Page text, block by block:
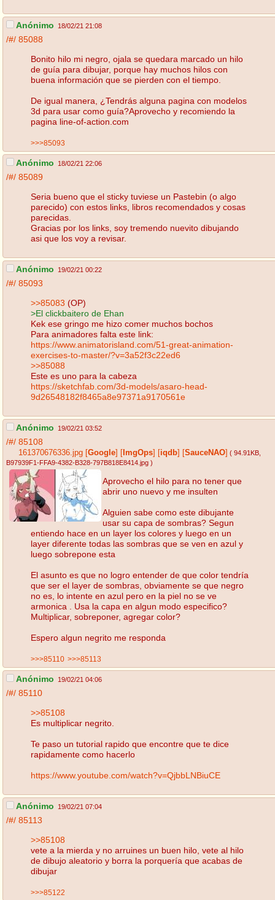
Anónimo 18/02/21 21:08
/#/ 85088
Bonito hilo mi negro, ojala se quedara marcado un hilo
de guía para dibujar, porque hay muchos hilos con
buena información que se pierden con el tiempo.
De igual manera, ¿Tendrás alguna pagina con modelos
3d para usar como guía?Aprovecho y recomiendo la
pagina line-of-action.com
>>>85093
Anónimo 18/02/21 22:06
/#/ 85089
Seria bueno que el sticky tuviese un Pastebin (o algo
parecido) con estos links, libros recomendados y cosas
parecidas.
Gracias por los links, soy tremendo nuevito dibujando
asi que los voy a revisar.
Anónimo 19/02/21 00:22
/#/ 85093
>>85083 (OP)
>El clickbaitero de Ehan
Kek ese gringo me hizo comer muchos bochos
Para animadores falta este link:
https://www.animatorisland.com/51-great-animation-
exercises-to-master/?v=3a52f3c22ed6
>>85088
Este es uno para la cabeza
https://sketchfab.com/3d-models/asaro-head-
9d26548182f8465a8e97371a9170561e
Anónimo 19/02/21 03:52
/#/ 85108
161370676336.jpg Google ImgOps iqdb SauceNAO ( 94.91KB
B97939F1-FFA9-4382-B328-797B818E8414.jpg )
Aprovecho el hilo para no tener que
abrir uno nuevo y me insulten
Alguien sabe como este dibujante
usar su capa de sombras? Segun
entiendo hace en un layer los colores y luego en un
layer diferente todas las sombras que se ven en azul y
luego sobrepone esta
El asunto es que no logro entender de que color tendría
que ser el layer de sombras, obviamente se que negro
no es, lo intente en azul pero en la piel no se ve
armonica . Usa la capa en algun modo especifico?
Multiplicar, sobreponer, agregar color?
Espero algun negrito me responda
>>>85110 >>>85113
Anónimo 19/02/21 04:06
/#/ 85110
>>85108
Es multiplicar negrito.
Te paso un tutorial rapido que encontre que te dice
rapidamente como hacerlo
https://www.youtube.com/watch?v=QjbbLNBiuCE
Anónimo 19/02/21 07:04
/#/ 85113
>>85108
vete a la mierda y no arruines un buen hilo, vete al hilo
de dibujo aleatorio y borra la porquería que acabas de
dibujar
>>>85122